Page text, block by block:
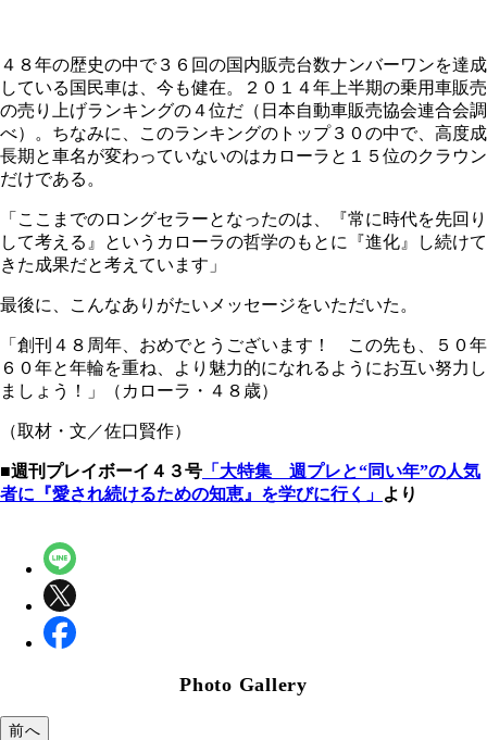
４８年の歴史の中で３６回の国内販売台数ナンバーワンを達成
している国民車は、今も健在。２０１４年上半期の乗用車販売
の売り上げランキングの４位だ（日本自動車販売協会連合会調
べ）。ちなみに、このランキングのトップ３０の中で、高度成
長期と車名が変わっていないのはカローラと１５位のクラウン
だけである。
「ここまでのロングセラーとなったのは、『常に時代を先回り
して考える』というカローラの哲学のもとに『進化』し続けて
きた成果だと考えています」
最後に、こんなありがたいメッセージをいただいた。
「創刊４８周年、おめでとうございます！ この先も、５０年
６０年と年輪を重ね、より魅力的になれるようにお互い努力し
ましょう！」（カローラ・４８歳）
（取材・文／佐口賢作）
■週刊プレイボーイ４３号 「大特集 週プレと“同い年”の人気
者に『愛され続けるための知恵』を学びに行く」 より
Photo Gallery
前へ